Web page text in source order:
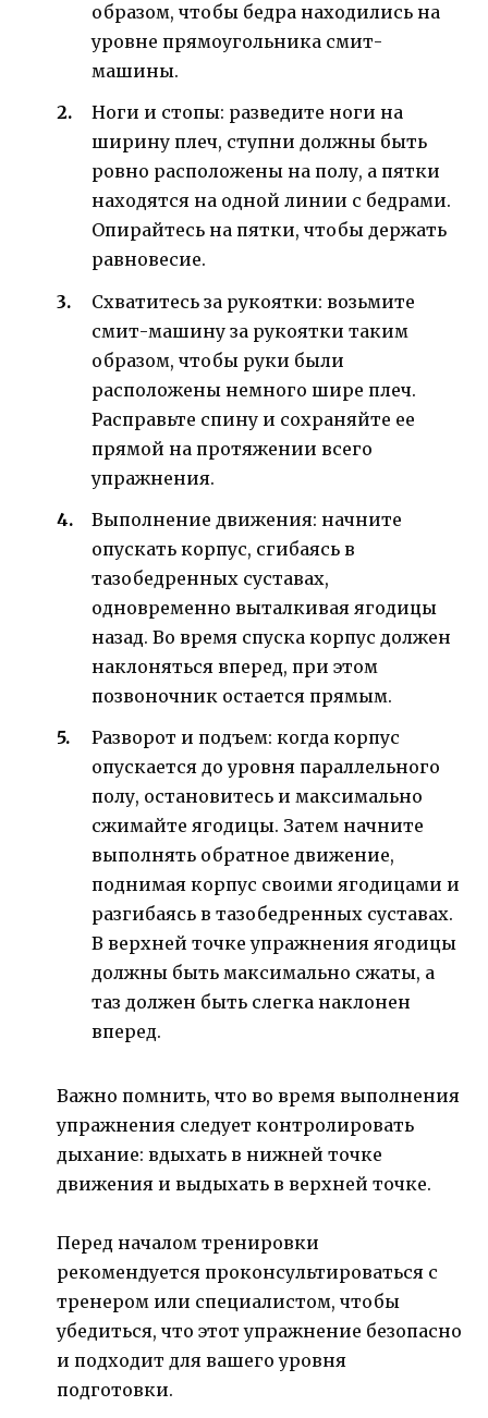
образом, чтобы бедра находились на
уровне прямоугольника смит-
машины.
Ноги и стопы: разведите ноги на
ширину плеч, ступни должны быть
ровно расположены на полу, а пятки
находятся на одной линии с бедрами.
Опирайтесь на пятки, чтобы держать
равновесие.
Схватитесь за рукоятки: возьмите
смит-машину за рукоятки таким
образом, чтобы руки были
расположены немного шире плеч.
Расправьте спину и сохраняйте ее
прямой на протяжении всего
упражнения.
Выполнение движения: начните
опускать корпус, сгибаясь в
тазобедренных суставах,
одновременно выталкивая ягодицы
назад. Во время спуска корпус должен
наклоняться вперед, при этом
позвоночник остается прямым.
Разворот и подъем: когда корпус
опускается до уровня параллельного
полу, остановитесь и максимально
сжимайте ягодицы. Затем начните
выполнять обратное движение,
поднимая корпус своими ягодицами и
разгибаясь в тазобедренных суставах.
В верхней точке упражнения ягодицы
должны быть максимально сжаты, а
таз должен быть слегка наклонен
вперед.
Важно помнить, что во время выполнения
упражнения следует контролировать
дыхание: вдыхать в нижней точке
движения и выдыхать в верхней точке.
Перед началом тренировки
рекомендуется проконсультироваться с
тренером или специалистом, чтобы
убедиться, что этот упражнение безопасно
и подходит для вашего уровня
подготовки.